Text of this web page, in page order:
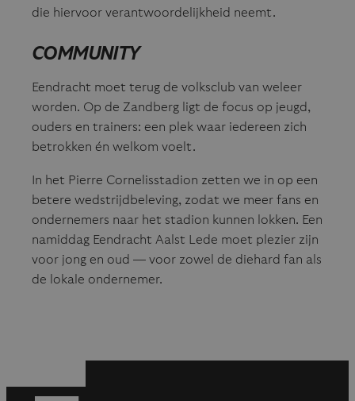
die hiervoor verantwoordelijkheid neemt.
COMMUNITY
Eendracht moet terug de volksclub van weleer
worden. Op de Zandberg ligt de focus op jeugd,
ouders en trainers: een plek waar iedereen zich
betrokken én welkom voelt.
In het Pierre Cornelisstadion zetten we in op een
betere wedstrijdbeleving, zodat we meer fans en
ondernemers naar het stadion kunnen lokken. Een
namiddag Eendracht Aalst Lede moet plezier zijn
voor jong en oud — voor zowel de diehard fan als
de lokale ondernemer.